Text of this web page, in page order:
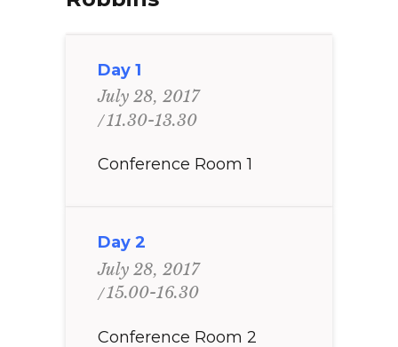
Day 1
July 28, 2017
11.30-13.30
Conference Room 1
Day 2
July 28, 2017
15.00-16.30
Conference Room 2